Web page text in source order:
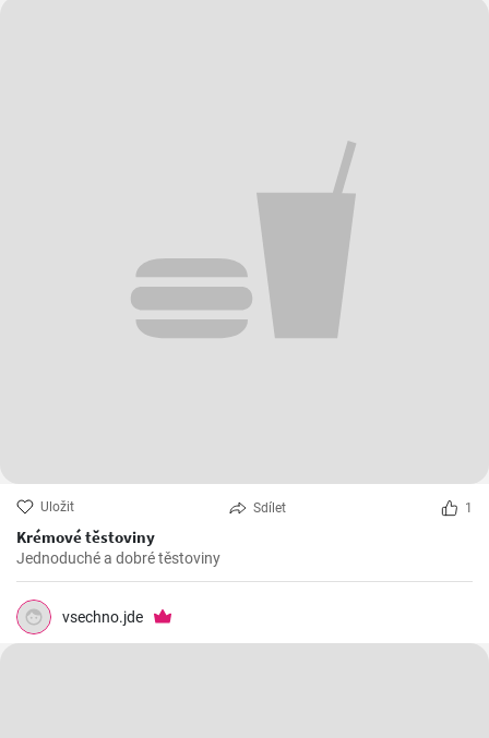
Uložit Sdílet 1
Krémové těstoviny
Jednoduché a dobré těstoviny
vsechno.jde